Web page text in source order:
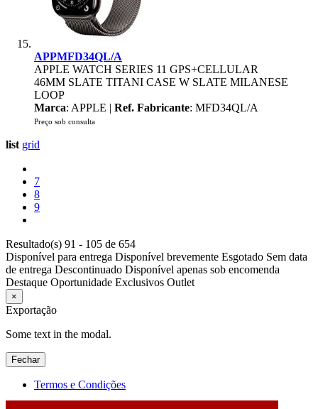
APPMFD34QL/A
APPLE WATCH SERIES 11 GPS+CELLULAR
46MM SLATE TITANI CASE W SLATE MILANESE
LOOP
Marca: APPLE | Ref. Fabricante: MFD34QL/A
Preço sob consulta
list grid
7
8
9
Resultado(s) 91 - 105 de 654
Disponível para entrega Disponível brevemente Esgotado Sem data
de entrega Descontinuado Disponível apenas sob encomenda
Destaque Oportunidade Exclusivos Outlet
×
Exportação
Some text in the modal.
Fechar
Termos e Condições